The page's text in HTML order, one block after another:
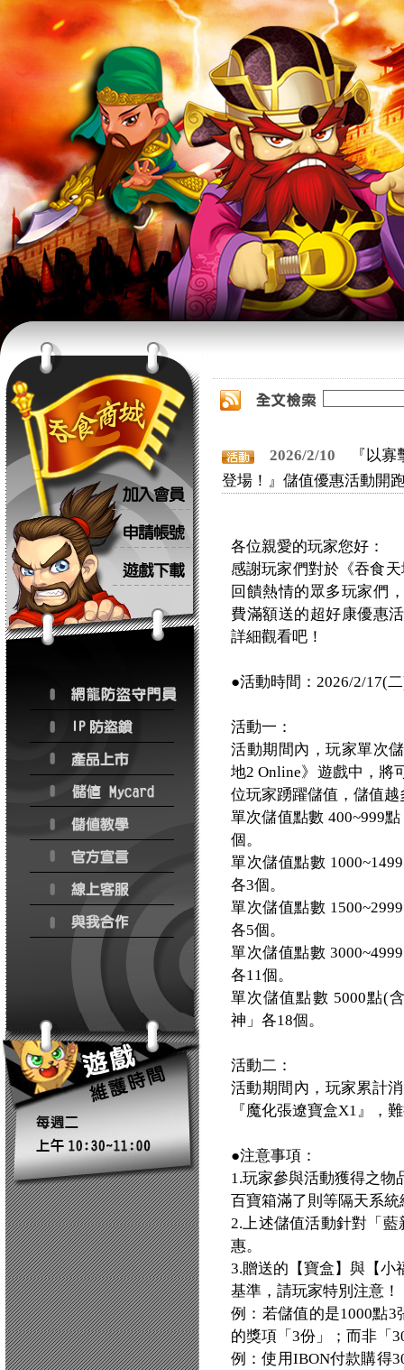
2026/2/10
『以
登場！』儲值優惠活動開
各位親愛的玩家您好：
感謝玩家們對於《吞食
回饋熱情的眾多玩家們
費滿額送的超好康優惠
詳細觀看吧！
●活動時間：2026/2/17(
活動一：
活動期間內，玩家單次
地2 Online》遊戲中，將
位玩家踴躍儲值，儲值
單次儲值點數 400~999
個。
單次儲值點數
各3個。
單次儲值點數
各5個。
單次儲值點數
各11個。
單次儲值點數 5000點(
神」各18個。
活動二：
活動期間內，玩家累計
『魔化張遼寶盒X1』，
●注意事項：
1.玩家參與活動獲得之
百寶箱滿了則等隔天系
2.上述儲值活動針對「
惠。
3.贈送的【寶盒】與【小
基準，請玩家特別注意！
例：若儲值的是1000點3
的獎項「3份」；而非「
例：使用IBON付款購得